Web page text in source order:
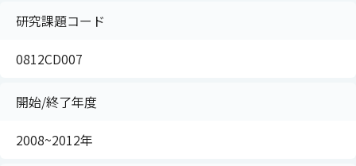
研究課題コード
0812CD007
開始/終了年度
2008~2012年